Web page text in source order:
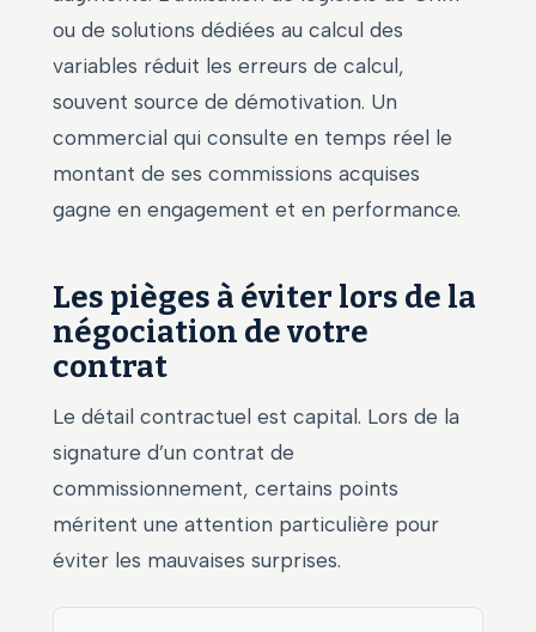
ou de solutions dédiées au calcul des
variables réduit les erreurs de calcul,
souvent source de démotivation. Un
commercial qui consulte en temps réel le
montant de ses commissions acquises
gagne en engagement et en performance.
Les pièges à éviter lors de la
négociation de votre
contrat
Le détail contractuel est capital. Lors de la
signature d’un contrat de
commissionnement, certains points
méritent une attention particulière pour
éviter les mauvaises surprises.